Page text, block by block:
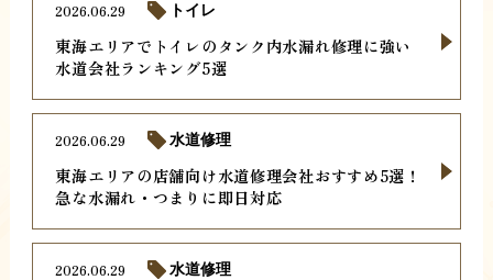
東海エリアでトイレのタンク内水漏れ修理に強い
水道会社ランキング5選
2026.06.29 トイレ
東海エリアの店舗向け水道修理会社おすすめ5選！
急な水漏れ・つまりに即日対応
2026.06.29 水道修理
2026.06.29 水道修理